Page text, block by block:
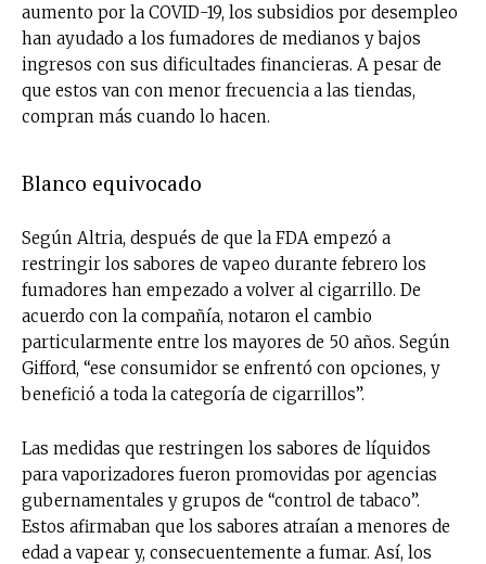
aumento por la COVID-19, los subsidios por desempleo
han ayudado a los fumadores de medianos y bajos
ingresos con sus dificultades financieras. A pesar de
que estos van con menor frecuencia a las tiendas,
compran más cuando lo hacen.
Blanco equivocado
Según Altria, después de que la FDA empezó a
restringir los sabores de vapeo durante febrero los
fumadores han empezado a volver al cigarrillo. De
acuerdo con la compañía, notaron el cambio
particularmente entre los mayores de 50 años. Según
Gifford, “ese consumidor se enfrentó con opciones, y
benefició a toda la categoría de cigarrillos”.
Las medidas que restringen los sabores de líquidos
para vaporizadores fueron promovidas por agencias
gubernamentales y grupos de “control de tabaco”.
Estos afirmaban que los sabores atraían a menores de
edad a vapear y, consecuentemente a fumar. Así, los